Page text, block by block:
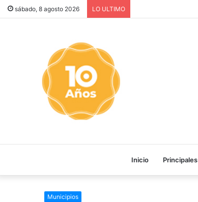
sábado, 8 agosto 2026 LO ULTIMO
Inicio Principales
Municipios